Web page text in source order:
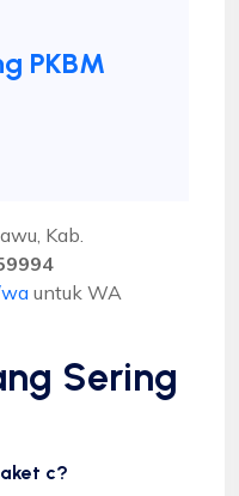
PKBM
Kab.
untuk WA
Sering
c?